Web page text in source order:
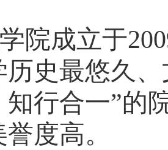
院成立于
历史最悠久
知行合一”的
度高。